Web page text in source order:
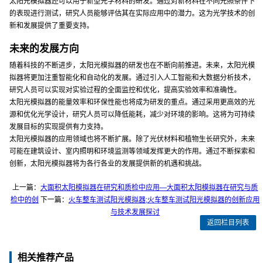
的表现进行测试，研究人员能够评估其在实际应用中的潜力。这为光学技术的创
新和发展提供了重要支持。
未来的发展方向
随着科技的不断进步，太阳光模拟器的研发也在不断向前推进。未来，太阳光模
拟器将更加注重智能化和自动化的发展。通过引入人工智能和大数据分析技术，
研究人员可以实现对实验过程的全面监控和优化，提高实验效率和准确性。
太阳光模拟器的能量效率和环保性能也将成为研发的重点。通过采用更高效的光
源和优化光学设计，研究人员可以降低能耗，减少对环境的影响。这将为可持续
发展目标的实现提供有力支持。
太阳光模拟器的应用领域也将不断扩展。除了光伏材料和植物生长研究外，未来
可能在建筑设计、室内照明和环境监测等领域发挥更大的作用。通过不断探索和
创新，太阳光模拟器将为各行各业的发展提供新的机遇和挑战。
上一篇：大面积太阳模拟器在研究和质检中应用—大面积太阳模拟器在研究与质
检中的创
下一篇： 火车整车测试阳光模拟器;火车整车测试阳光模拟器的创新应用
与技术发展探讨
返回栏目列表
相关推荐产品